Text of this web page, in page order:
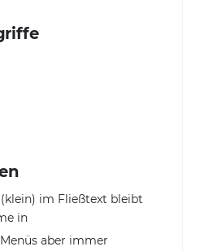
(klein) im Fließtext bleibt
in
aber immer